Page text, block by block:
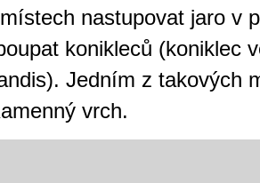
nastupovat jaro v
konikleců (koniklec
Jedním z takových
vrch.
kasinové hry. V
širokou nabídku her
jak pro pravidelné
V...